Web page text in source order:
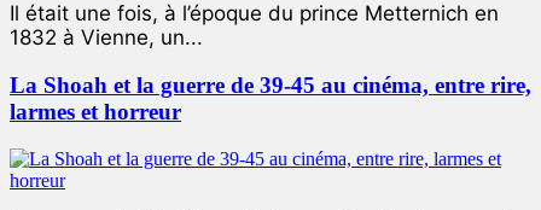
Il était une fois, à l’époque du prince Metternich en
1832 à Vienne, un...
La Shoah et la guerre de 39-45 au cinéma, entre rire,
larmes et horreur